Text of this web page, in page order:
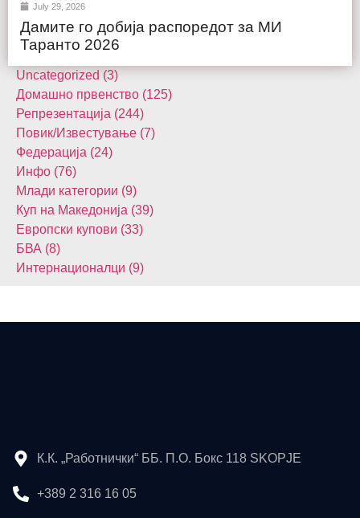
July 29, 2026
Дамите го добија распоредот за МИ
Таранто 2026
Uncategorized (3)
Домашнo првенство (125)
Репрезентација (244)
Повик/Известување (7)
Федерација (24)
Инфо (76)
Млади категории (9)
Куп на Македонија (39)
Европски купови (33)
БВА (8)
Интернационалци (9)
К.К. „Работнички“ ББ. П.О. Бокс 118 SKOPJE
+389 2 316 16 05